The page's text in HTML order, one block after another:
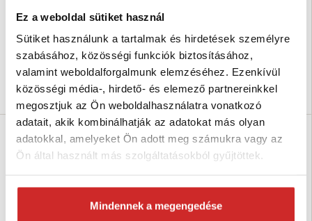
Ez a weboldal sütiket használ
Sütiket használunk a tartalmak és hirdetések személyre
szabásához, közösségi funkciók biztosításához,
valamint weboldalforgalmunk elemzéséhez. Ezenkívül
közösségi média-, hirdető- és elemező partnereinkkel
megosztjuk az Ön weboldalhasználatra vonatkozó
adatait, akik kombinálhatják az adatokat más olyan
adatokkal, amelyeket Ön adott meg számukra vagy az
Ön által használt más szolgáltatásokból gyűjtöttek.
Mindennek a megengedése
232 Ft
Méret (mm): 20 mm
Felületkezelés: fekete matt
Kosárba
Méret (mm): 16 mm
Felületkezelés: fekete matt
Kosárba